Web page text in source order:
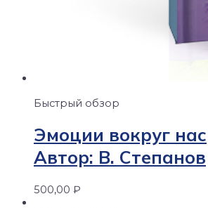
Быстрый обзор
Эмоции вокруг нас
Автор: В. Степанов
500,00 ₽